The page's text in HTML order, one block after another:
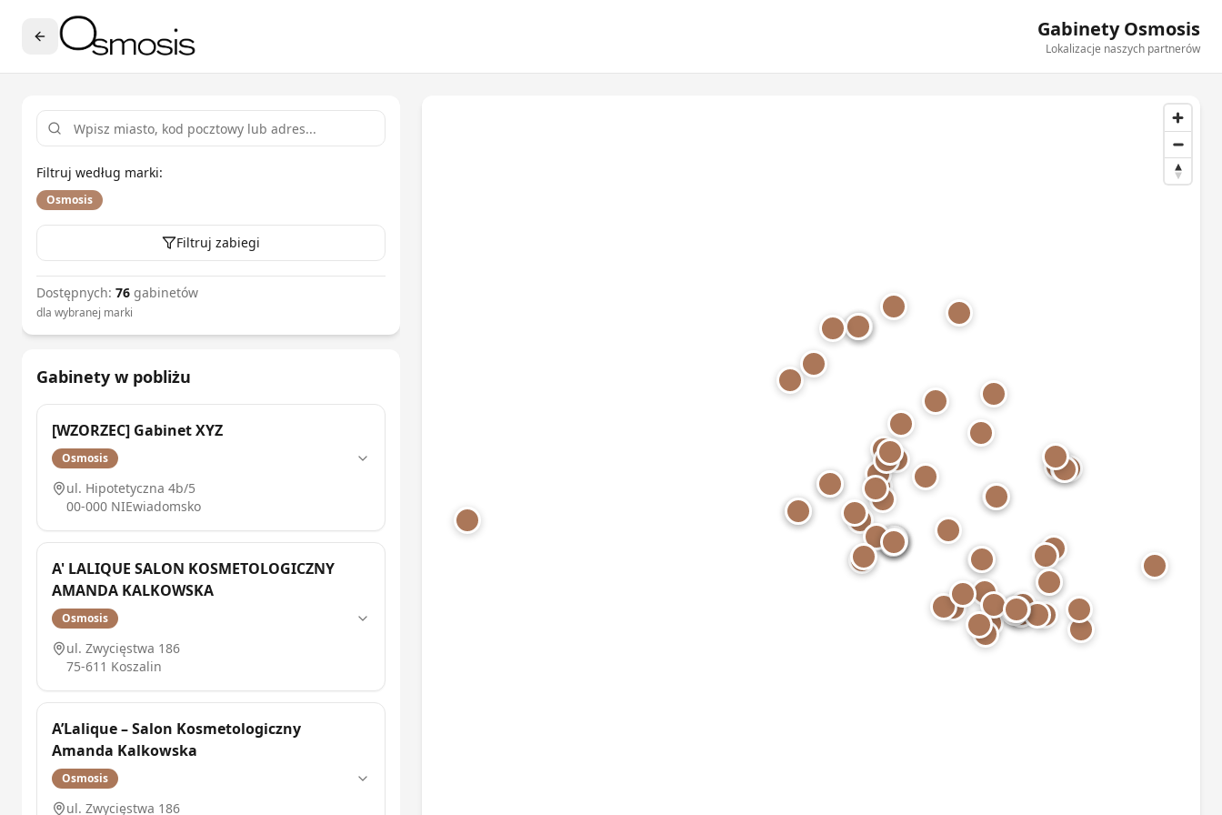
Gabinety Osmosis
Lokalizacje naszych partnerów
Filtruj według marki:
Osmosis
Filtruj zabiegi
Dostępnych: 76 gabinetów
dla wybranej marki
Gabinety w pobliżu
[WZORZEC] Gabinet XYZ
Osmosis
ul. Hipotetyczna 4b/5
00-000 NIEwiadomsko
A' LALIQUE SALON KOSMETOLOGICZNY
AMANDA KALKOWSKA
Osmosis
ul. Zwycięstwa 186
75-611 Koszalin
A’Lalique – Salon Kosmetologiczny
Amanda Kalkowska
Osmosis
ul. Zwycięstwa 186